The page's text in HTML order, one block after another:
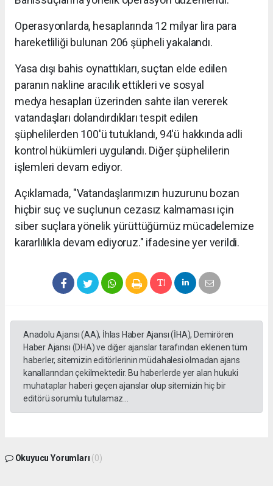
Operasyonlarda, hesaplarında 12 milyar lira para
hareketliliği bulunan 206 şüpheli yakalandı.
Yasa dışı bahis oynattıkları, suçtan elde edilen
paranın nakline aracılık ettikleri ve sosyal
medya hesapları üzerinden sahte ilan vererek
vatandaşları dolandırdıkları tespit edilen
şüphelilerden 100'ü tutuklandı, 94'ü hakkında adli
kontrol hükümleri uygulandı. Diğer şüphelilerin
işlemleri devam ediyor.
Açıklamada, "Vatandaşlarımızın huzurunu bozan
hiçbir suç ve suçlunun cezasız kalmaması için
siber suçlara yönelik yürüttüğümüz mücadelemize
kararlılıkla devam ediyoruz." ifadesine yer verildi.
Anadolu Ajansı (AA), İhlas Haber Ajansı (İHA), Demirören
Haber Ajansı (DHA) ve diğer ajanslar tarafından eklenen tüm
haberler, sitemizin editörlerinin müdahalesi olmadan ajans
kanallarından çekilmektedir. Bu haberlerde yer alan hukuki
muhataplar haberi geçen ajanslar olup sitemizin hiç bir
editörü sorumlu tutulamaz...
Okuyucu Yorumları (0)